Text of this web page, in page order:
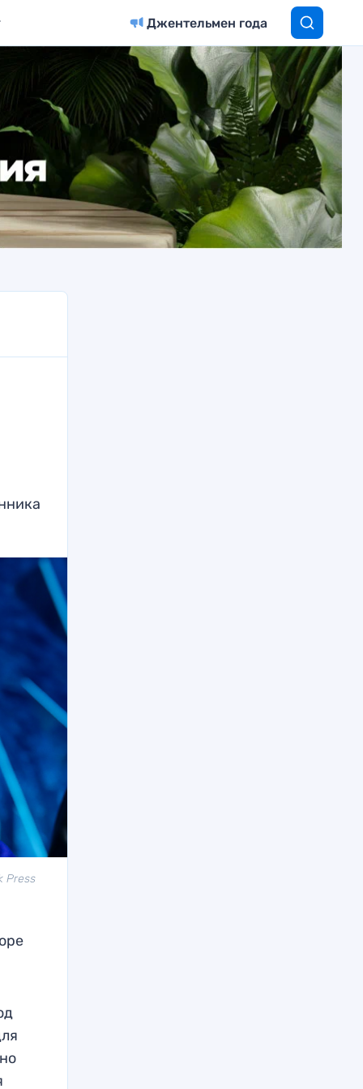
Джентельмен года
Press